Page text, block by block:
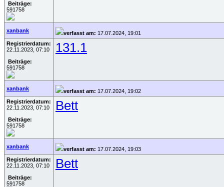
Beiträge:
591758
xanbank verfasst am: 17.07.2024, 19:01
Registrierdatum:
22.11.2023, 07:10
Beiträge:
591758
131.1
xanbank verfasst am: 17.07.2024, 19:02
Registrierdatum:
22.11.2023, 07:10
Beiträge:
591758
Bett
xanbank verfasst am: 17.07.2024, 19:03
Registrierdatum:
22.11.2023, 07:10
Beiträge:
591758
Bett